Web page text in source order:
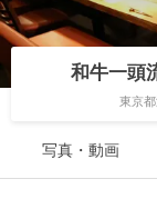
和牛一頭
東京
写真・動画